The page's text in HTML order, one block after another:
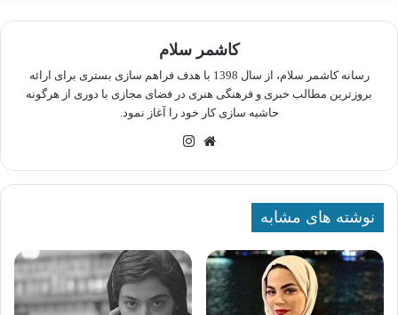
کاشمر سلام
رسانه کاشمر سلام، از سال 1398 با هدف فراهم سازی بستری برای ارائه
بروزترین مطالب خبری و فرهنگی هنری در فضای مجازی با دوری از هرگونه
حاشیه سازی کار خود را آغاز نمود.
وبسایت
نوشته های مشابه